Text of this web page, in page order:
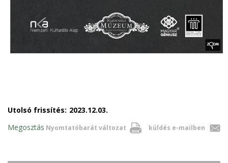
Utolsó frissítés: 2023.12.03.
Nyomtatóbarát változat küldés e-mailben
Megosztás